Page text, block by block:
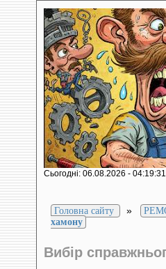
Сьогодні: 06.08.2026 - 04:19:31
Головна сайту »
хамону
Вибір